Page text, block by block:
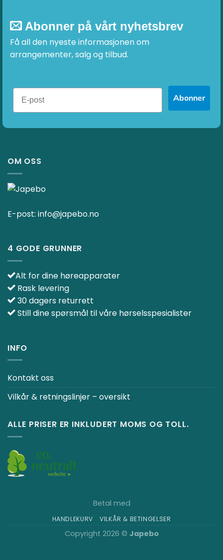
Abonner på vårt nyhetsbrev
Få all den nyeste informasjonen om
arrangementer, salg og tilbud.
Abonner
OM OSS
E-post: info@japebo.no
4 GODE GRUNNER
Alt for dine høreapparater
Rask levering
30 dagers returrett
Still dine spørsmål til våre hørselsspesialister
INFO
Kontakt oss
Vilkår & retningslinjer – oversikt
ALLE PRISER ER INKLUDERT MOMS OG TOLL.
Betal med
HANDLEKURV VILKÅR & BETINGELSER
Copyright 2026 © Japebo